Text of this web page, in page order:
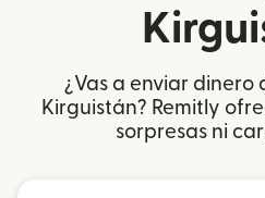
¿Vas a enviar dinero
Kirguistán? Remitly
sorpresas ni